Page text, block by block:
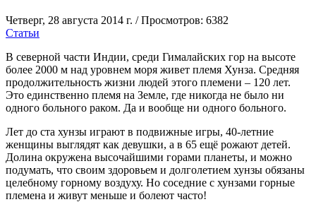
Четверг, 28 августа 2014 г. /Просмотров: 6382
Статьи
В северной части Индии, среди Гималайских гор на высоте
более 2000 м над уровнем моря живет племя Хунза. Средняя
продолжительность жизни людей этого племени – 120 лет.
Это единственно племя на Земле, где никогда не было ни
одного больного раком. Да и вообще ни одного больного.
Лет до ста хунзы играют в подвижные игры, 40-летние
женщины выглядят как девушки, а в 65 ещё рожают детей.
Долина окружена высочайшими горами планеты, и можно
подумать, что своим здоровьем и долголетием хунзы обязаны
целебному горному воздуху. Но соседние с хунзами горные
племена и живут меньше и болеют часто!